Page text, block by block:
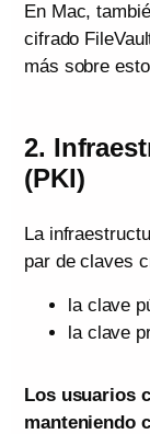
En Mac,
cifrado
más sobre
2.
(PKI)
La
par de claves
la clave
la clave
Los usuarios
manteniendo